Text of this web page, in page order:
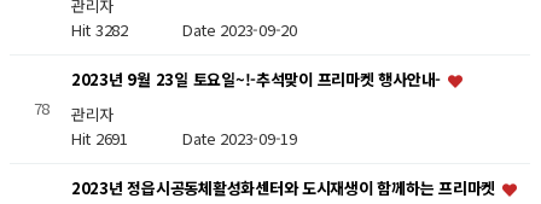
관리자
Hit 3282 Date 2023-09-20
78
2023년 9월 23일 토요일~!-추석맞이 프리마켓 행사안내-
관리자
Hit 2691 Date 2023-09-19
2023년 정읍시공동체활성화센터와 도시재생이 함께하는 프리마켓